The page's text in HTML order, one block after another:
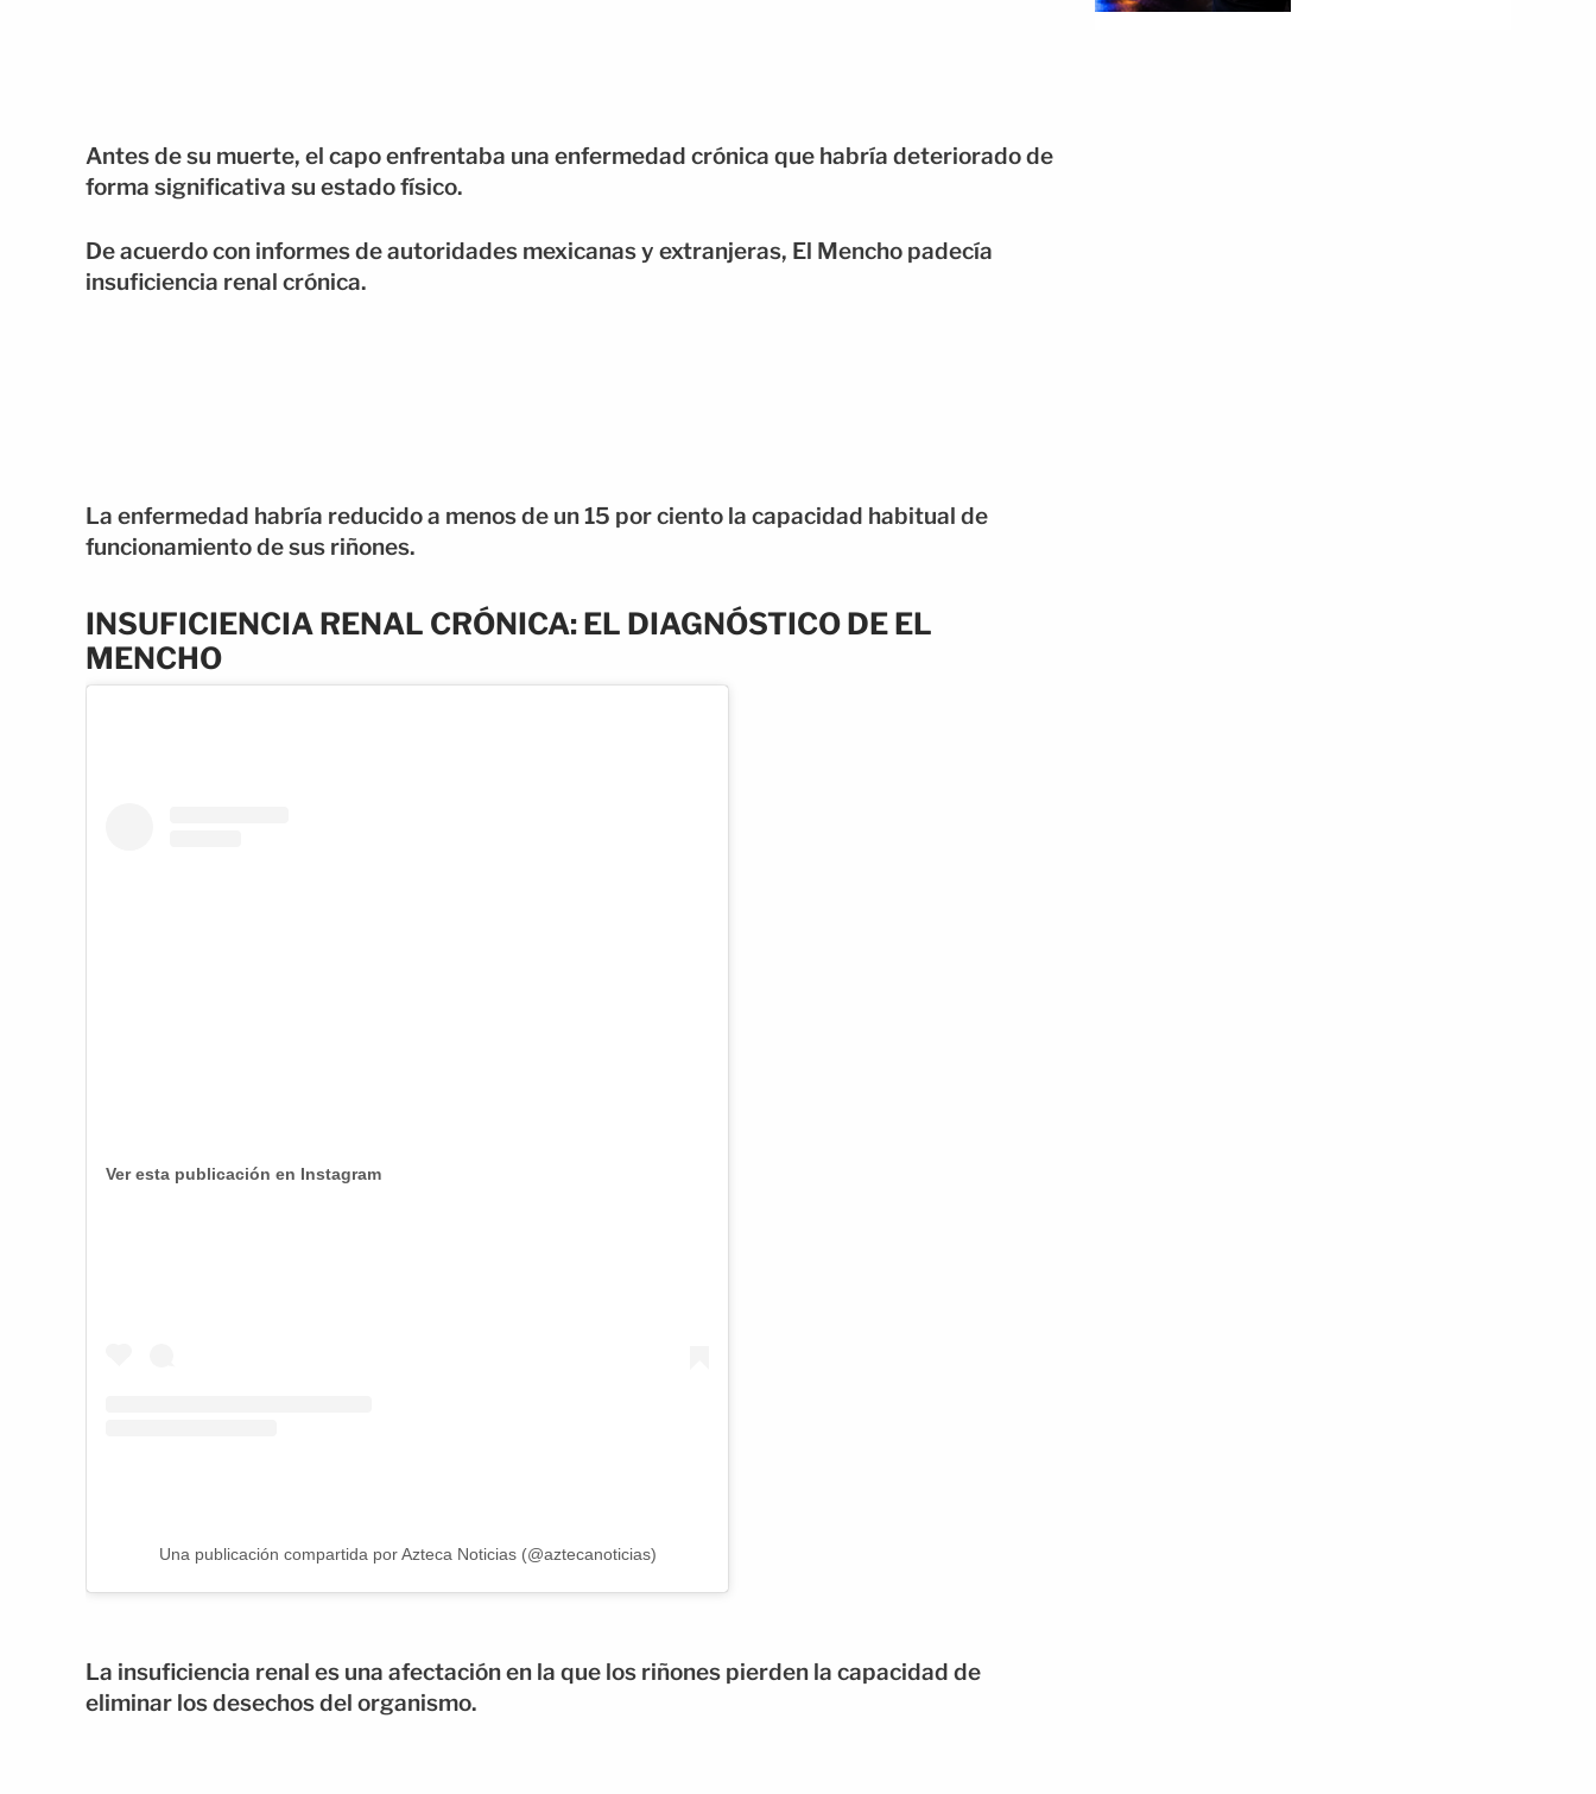
Antes de su muerte, el capo enfrentaba una enfermedad crónica que habría deteriorado de
forma significativa su estado físico.
De acuerdo con informes de autoridades mexicanas y extranjeras, El Mencho padecía
insuficiencia renal crónica.
La enfermedad habría reducido a menos de un 15 por ciento la capacidad habitual de
funcionamiento de sus riñones.
INSUFICIENCIA RENAL CRÓNICA: EL DIAGNÓSTICO DE EL
MENCHO
Ver esta publicación en Instagram
Una publicación compartida por Azteca Noticias (@aztecanoticias)
La insuficiencia renal es una afectación en la que los riñones pierden la capacidad de
eliminar los desechos del organismo.